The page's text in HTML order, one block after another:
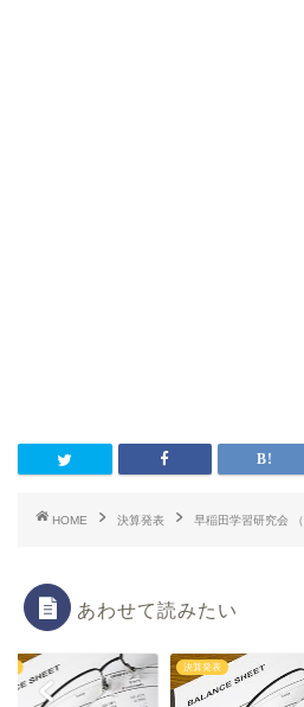
HOME 決算発表 早稲田学習研究会
あわせて読みたい
決算発表